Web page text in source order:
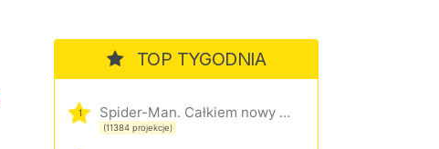
TOP TYGODNIA
1 Spider-Man. Całkiem nowy dzień
(11384 projekcje)